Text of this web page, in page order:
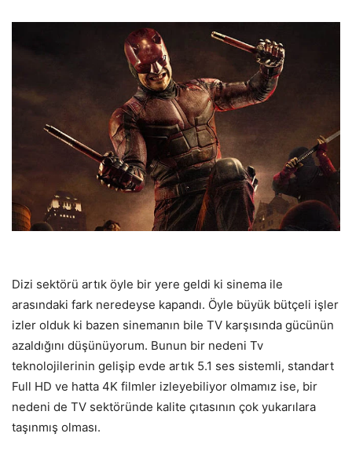
Dizi sektörü artık öyle bir yere geldi ki sinema ile
arasındaki fark neredeyse kapandı. Öyle büyük bütçeli işler
izler olduk ki bazen sinemanın bile TV karşısında gücünün
azaldığını düşünüyorum. Bunun bir nedeni Tv
teknolojilerinin gelişip evde artık 5.1 ses sistemli, standart
Full HD ve hatta 4K filmler izleyebiliyor olmamız ise, bir
nedeni de TV sektöründe kalite çıtasının çok yukarılara
taşınmış olması.